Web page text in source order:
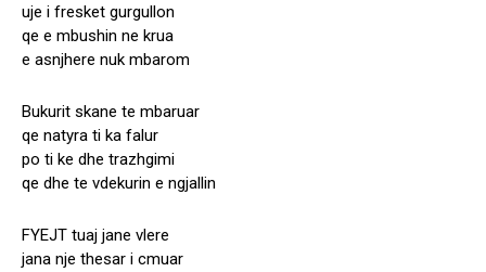
uje i fresket gurgullon
qe e mbushin ne krua
e asnjhere nuk mbarom
Bukurit skane te mbaruar
qe natyra ti ka falur
po ti ke dhe trazhgimi
qe dhe te vdekurin e ngjallin
FYEJT tuaj jane vlere
jana nje thesar i cmuar